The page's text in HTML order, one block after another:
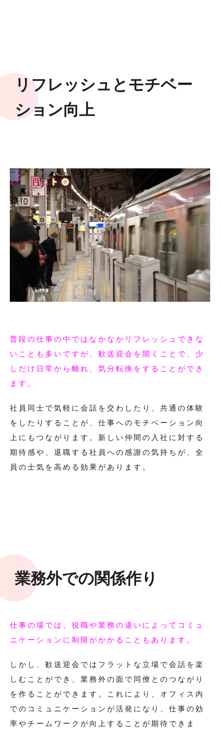
リフレッシュとモチベー
ション向上
普段の仕事の中ではなかなかリフレッシュできな
いことも多いですが、歓送迎会を開くことで、少
しだけ日常から離れ、気分転換をすることができ
ます。
社員同士で気軽に会話を交わしたり、共通の体験
をしたりすることが、仕事へのモチベーション向
上にもつながります。新しい仲間の入社に対する
期待感や、退職する社員への感謝の気持ちが、全
員の士気を高める効果があります。
業務外での関係作り
仕事の場では、役職や業務の違いによってコミュ
ニケーションに制限がかかることもあります。
しかし、歓送迎会ではフラットな立場で会話を楽
しむことができ、業務外の面で同僚とのつながり
を作ることができます。これにより、オフィス内
でのコミュニケーションが活発になり、仕事の効
率やチームワークが向上することが期待できま